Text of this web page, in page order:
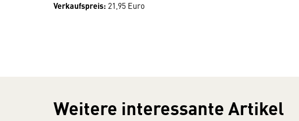
Verkaufspreis: 21,95 Euro
Weitere interessante Artikel